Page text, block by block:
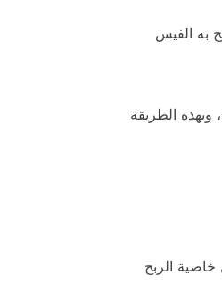
به الفيس
وبهذه الطريقة
الربح